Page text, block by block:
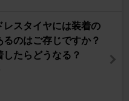
レスタイヤには装着の
るのはご存じですか？
したらどうなる？